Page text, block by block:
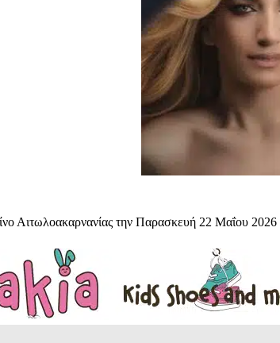
Αιτωλοακαρνανίας την Παρασκευή 22 Μαΐου 2026